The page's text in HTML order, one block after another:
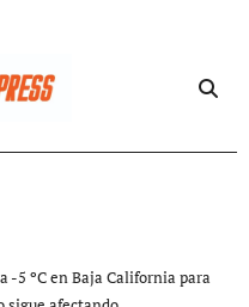
-5 ºC en Baja California para